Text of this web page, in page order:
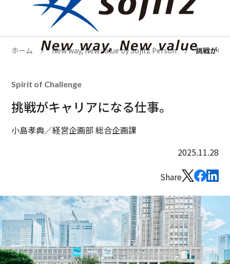
ホーム New way, New value by Sojitz Person 挑戦がキ
Spirit of Challenge
挑戦がキャリアになる仕事。
小島孝典／経営企画部 総合企画課
2025.11.28
Share